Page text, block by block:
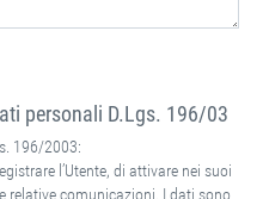
personali D.Lgs. 196/03
196/2003:
l’Utente, di attivare nei suoi
relative comunicazioni. I dati sono